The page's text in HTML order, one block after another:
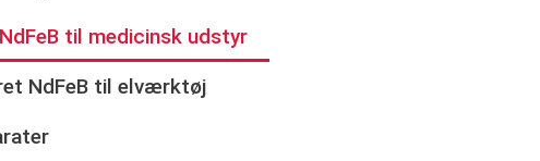
til medicinsk udstyr
NdFeB til elværktøj